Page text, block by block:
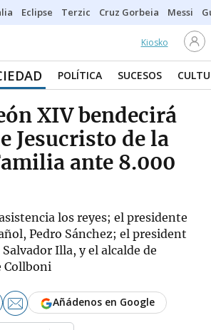
Eclipse Terzic Cruz Gorbeia Messi
Kiosko
POLÍTICA SUCESOS
XIV bendecirá
Jesucristo de la
ante 8.000
los reyes; el presidente
Pedro Sánchez; el president
Illa, y el alcalde de
Collboni
Añádenos en Google